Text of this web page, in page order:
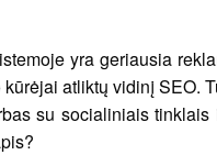
yra geriausia
atliktų vidinį SEO.
su socialiniais tinklais